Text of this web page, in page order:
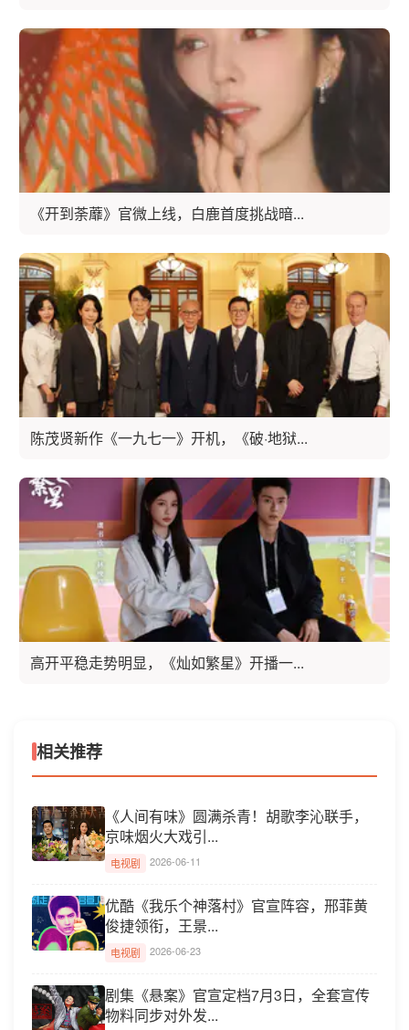
《开到荼蘼》官微上线，白鹿首度挑战暗...
陈茂贤新作《一九七一》开机，《破·地狱...
高开平稳走势明显，《灿如繁星》开播一...
相关推荐
《人间有味》圆满杀青！胡歌李沁联手，
京味烟火大戏引...
电视剧 2026-06-11
优酷《我乐个神落村》官宣阵容，邢菲黄
俊捷领衔，王景...
电视剧 2026-06-23
剧集《悬案》官宣定档7月3日，全套宣传
物料同步对外发...